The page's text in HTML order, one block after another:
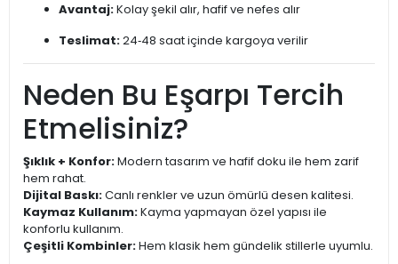
Avantaj:Kolay şekil alır, hafif ve nefes alır
Teslimat:24‑48 saat içinde kargoya verilir
Neden Bu Eşarpı Tercih
Etmelisiniz?
Şıklık + Konfor:Modern tasarım ve hafif doku ile hem zarif
hem rahat.
Dijital Baskı:Canlı renkler ve uzun ömürlü desen kalitesi.
Kaymaz Kullanım:Kayma yapmayan özel yapısı ile
konforlu kullanım.
Çeşitli Kombinler:Hem klasik hem gündelik stillerle uyumlu.